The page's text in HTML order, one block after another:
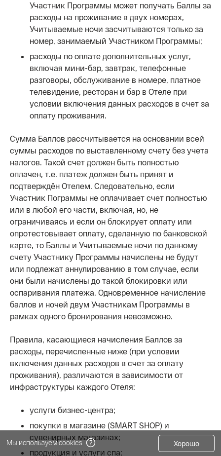
Участник Программы может получать Баллы за
расходы на проживание в двух номерах,
Учитываемые ночи засчитываются только за
номер, занимаемый Участником Программы;
расходы по оплате дополнительных услуг,
включая мини-бар, завтрак, телефонные
разговоры, обслуживание в номере, платное
телевидение, ресторан и бар в Отеле при
условии включения данных расходов в счет за
оплату проживания.
Сумма Баллов рассчитывается на основании всей
суммы расходов по выставленному счету без учета
налогов. Такой счет должен быть полностью
оплачен, т.е. платеж должен быть принят и
подтверждён Отелем. Следовательно, если
Участник Пограммы не оплачивает счет полностью
или в любой его части, включая, но, не
ограничиваясь и если он блокирует оплату или
опротестовывает оплату, сделанную по банковской
карте, то Баллы и Учитываемые ночи по данному
счету Участнику Программы начислены не будут
или подлежат аннулированию в том случае, если
они были начислены до такой блокировки или
оспаривания платежа. Одновременное начисление
баллов и ночей двум Участникам Программы в
рамках одного бронирования невозможно.
Правила, касающиеся начисления Баллов за
расходы, перечисленные ниже (при условии
включения данных расходов в счет за оплату
проживания), различаются в зависимости от
инфраструктуры каждого Отеля:
услуги бизнес-центра;
покупки в магазине (SMART SHOP) и
сувенирных магазинах;
продукция и услуги спа;
Мы используем cookies Хорошо